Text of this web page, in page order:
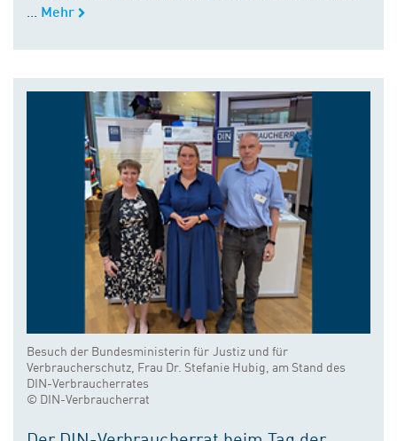
Mehr
Besuch der Bundesministerin für Justiz und für
Verbraucherschutz, Frau Dr. Stefanie Hubig, am Stand des
DIN-Verbraucherrates
© DIN-Verbraucherrat